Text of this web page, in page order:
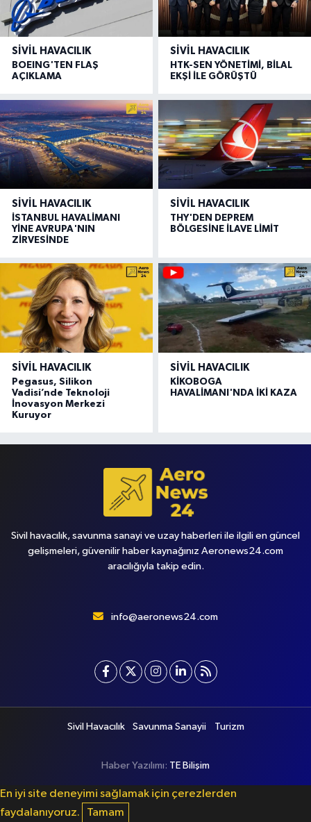
SIVIL HAVACILIK
BOEING'TEN FLAŞ
AÇIKLAMA
SIVIL HAVACILIK
HTK-SEN YÖNETİMİ, BİLAL
EKŞİ İLE GÖRÜŞTÜ
SIVIL HAVACILIK
İSTANBUL HAVALİMANI
YİNE AVRUPA'NIN
ZİRVESİNDE
SIVIL HAVACILIK
THY'DEN DEPREM
BÖLGESİNE İLAVE LİMİT
SIVIL HAVACILIK
Pegasus, Silikon
Vadisi’nde Teknoloji
İnovasyon Merkezi
Kuruyor
SIVIL HAVACILIK
KİKOBOGA
HAVALİMANI'NDA İKİ KAZA
Sivil havacılık, savunma sanayi ve uzay haberleri ile ilgili en güncel
gelişmeleri, güvenilir haber kaynağınız Aeronews24.com
aracılığıyla takip edin.
info@aeronews24.com
Sivil Havacılık Savunma Sanayii Turizm
Haber Yazılımı: TE Bilişim
En iyi site deneyimi sağlamak için çerezlerden
faydalanıyoruz.
Tamam